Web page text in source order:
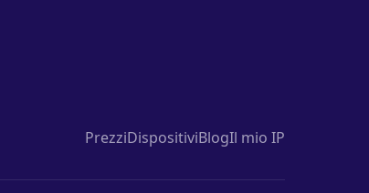
PrezziDispositiviBlogIl mio IP